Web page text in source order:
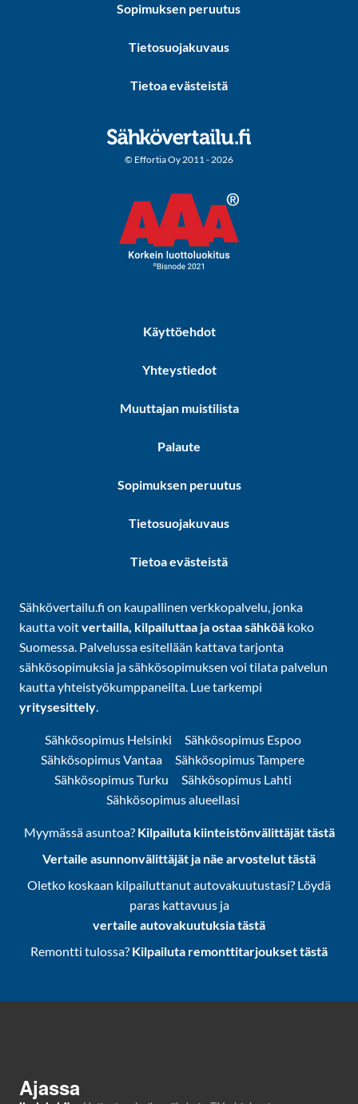
Sopimuksen peruutus
Tietosuojakuvaus
Tietoa evästeistä
© Effortia Oy 2011 - 2026
Käyttöehdot
Yhteystiedot
Muuttajan muistilista
Palaute
Sopimuksen peruutus
Tietosuojakuvaus
Tietoa evästeistä
Sähkövertailu.fi on kaupallinen verkkopalvelu, jonka
kautta voitvertailla, kilpailuttaa ja ostaa sähköä koko
Suomessa. Palvelussa esitellään kattava tarjonta
sähkösopimuksia ja sähkösopimuksen voi tilata palvelun
kautta yhteistyökumppaneilta. Lue tarkempi
yritysesittely.
Sähkösopimus Helsinki
Sähkösopimus Espoo
Sähkösopimus Vantaa
Sähkösopimus Tampere
Sähkösopimus Turku
Sähkösopimus Lahti
Sähkösopimus alueellasi
Myymässä asuntoa? Kilpailuta kiinteistönvälittäjät tästä
Vertaile asunnonvälittäjät ja näe arvostelut tästä
Oletko koskaan kilpailuttanut autovakuutustasi? Löydä
paras kattavuus ja
vertaile autovakuutuksia tästä
Remontti tulossa? Kilpailuta remonttitarjoukset tästä